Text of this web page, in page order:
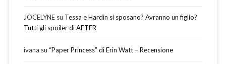
JOCELYNE su Tessa e Hardin si sposano? Avranno un figlio?
Tutti gli spoiler di AFTER
ivana su “Paper Princess” di Erin Watt – Recensione